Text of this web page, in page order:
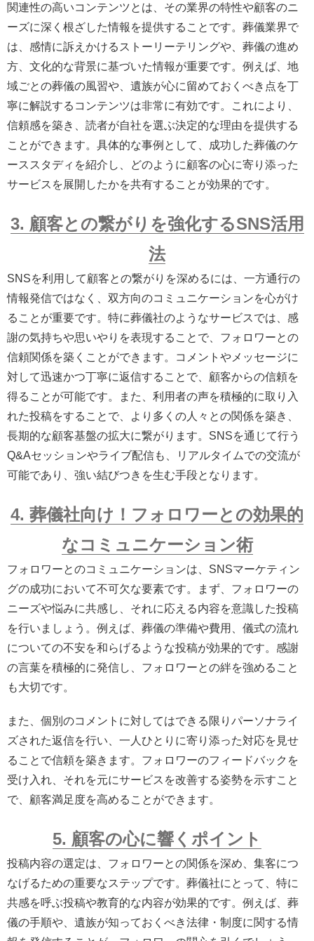
関連性の高いコンテンツとは、その業界の特性や顧客のニ
ーズに深く根ざした情報を提供することです。葬儀業界で
は、感情に訴えかけるストーリーテリングや、葬儀の進め
方、文化的な背景に基づいた情報が重要です。例えば、地
域ごとの葬儀の風習や、遺族が心に留めておくべき点を丁
寧に解説するコンテンツは非常に有効です。これにより、
信頼感を築き、読者が自社を選ぶ決定的な理由を提供する
ことができます。具体的な事例として、成功した葬儀のケ
ーススタディを紹介し、どのように顧客の心に寄り添った
サービスを展開したかを共有することが効果的です。
3. 顧客との繋がりを強化するSNS活用
法
SNSを利用して顧客との繋がりを深めるには、一方通行の
情報発信ではなく、双方向のコミュニケーションを心がけ
ることが重要です。特に葬儀社のようなサービスでは、感
謝の気持ちや思いやりを表現することで、フォロワーとの
信頼関係を築くことができます。コメントやメッセージに
対して迅速かつ丁寧に返信することで、顧客からの信頼を
得ることが可能です。また、利用者の声を積極的に取り入
れた投稿をすることで、より多くの人々との関係を築き、
長期的な顧客基盤の拡大に繋がります。SNSを通じて行う
Q&Aセッションやライブ配信も、リアルタイムでの交流が
可能であり、強い結びつきを生む手段となります。
4. 葬儀社向け！フォロワーとの効果的
なコミュニケーション術
フォロワーとのコミュニケーションは、SNSマーケティン
グの成功において不可欠な要素です。まず、フォロワーの
ニーズや悩みに共感し、それに応える内容を意識した投稿
を行いましょう。例えば、葬儀の準備や費用、儀式の流れ
についての不安を和らげるような投稿が効果的です。感謝
の言葉を積極的に発信し、フォロワーとの絆を強めること
も大切です。
また、個別のコメントに対してはできる限りパーソナライ
ズされた返信を行い、一人ひとりに寄り添った対応を見せ
ることで信頼を築きます。フォロワーのフィードバックを
受け入れ、それを元にサービスを改善する姿勢を示すこと
で、顧客満足度を高めることができます。
5. 顧客の心に響くポイント
投稿内容の選定は、フォロワーとの関係を深め、集客につ
なげるための重要なステップです。葬儀社にとって、特に
共感を呼ぶ投稿や教育的な内容が効果的です。例えば、葬
儀の手順や、遺族が知っておくべき法律・制度に関する情